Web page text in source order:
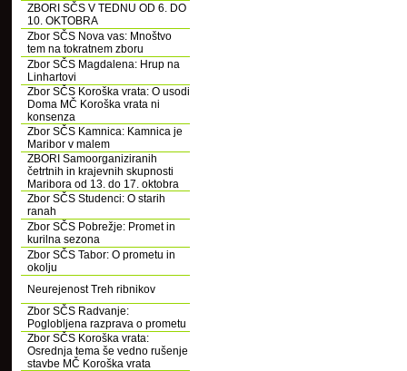
ZBORI SČS V TEDNU OD 6. DO
10. OKTOBRA
Zbor SČS Nova vas: Mnoštvo
tem na tokratnem zboru
Zbor SČS Magdalena: Hrup na
Linhartovi
Zbor SČS Koroška vrata: O usodi
Doma MČ Koroška vrata ni
konsenza
Zbor SČS Kamnica: Kamnica je
Maribor v malem
ZBORI Samoorganiziranih
četrtnih in krajevnih skupnosti
Maribora od 13. do 17. oktobra
Zbor SČS Studenci: O starih
ranah
Zbor SČS Pobrežje: Promet in
kurilna sezona
Zbor SČS Tabor: O prometu in
okolju
Neurejenost Treh ribnikov
Zbor SČS Radvanje:
Poglobljena razprava o prometu
Zbor SČS Koroška vrata:
Osrednja tema še vedno rušenje
stavbe MČ Koroška vrata